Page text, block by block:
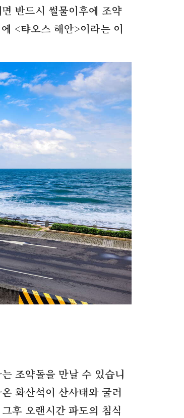
반드시 썰물이후에 조약
<탸오스 해안>이라는 이
조약돌을 만날 수 있습니
화산석이 산사태와 굴러
그후 오랜시간 파도의 침식